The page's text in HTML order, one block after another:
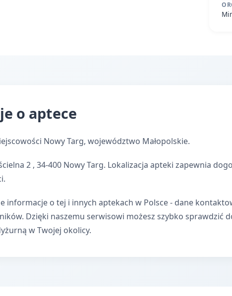
o aptece
Nowy Targ, województwo Małopolskie.
2 , 34-400 Nowy Targ. Lokalizacja apteki zapewnia
informacje o tej i innych aptekach w Polsce - dane
Dzięki naszemu serwisowi możesz szybko sprawdzić
w Twojej okolicy.